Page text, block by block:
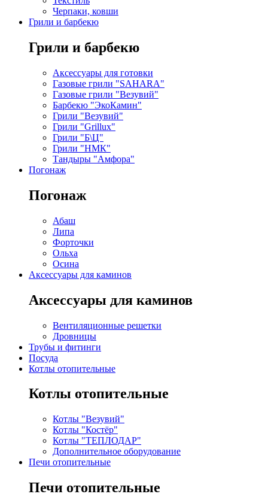
Черпаки, ковши
Грили и барбекю
Грили и барбекю
Аксессуары для готовки
Газовые грили "SAHARA"
Газовые грили "Везувий"
Барбекю "ЭкоКамин"
Грили "Везувий"
Грили "Grillux"
Грили "Б\Ц"
Грили "НМК"
Тандыры "Амфора"
Погонаж
Погонаж
Абаш
Липа
Форточки
Ольха
Осина
Аксессуары для каминов
Аксессуары для каминов
Вентиляционные решетки
Дровницы
Трубы и фитинги
Посуда
Котлы отопительные
Котлы отопительные
Котлы "Везувий"
Котлы "Костёр"
Котлы "ТЕПЛОДАР"
Дополнительное оборудование
Печи отопительные
Печи отопительные